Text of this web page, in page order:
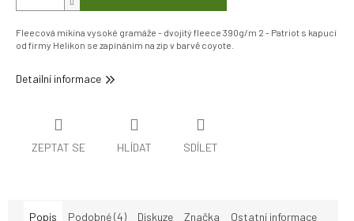
Fleecová mikina vysoké gramáže - dvojitý fleece 390g/m 2 - Patriot s kapucí
od firmy Helikon se zapínáním na zip v barvě coyote.
Detailní informace
ZEPTAT SE HLÍDAT SDÍLET
Popis Podobné (4) Diskuze Značka Ostatní informace